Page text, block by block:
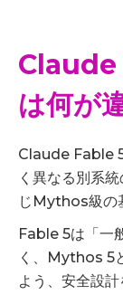
は何が
Claude Fable
く異なる別系
じMythos級の
Fable 5は「一
く、Mythos 5
よう、安全設